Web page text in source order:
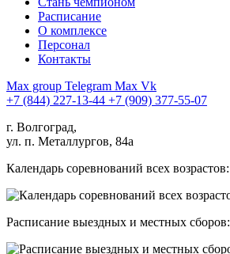
Расписание
О комплексе
Персонал
Контакты
Max group Telegram Max Vk
+7 (844) 227-13-44 +7 (909) 377-55-07
г. Волгоград,
ул. п. Металлургов, 84а
Календарь соревнований всех возрастов:
Расписание выездных и местных сборов: